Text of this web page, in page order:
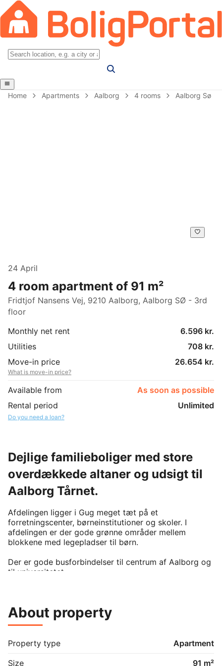
Home Apartments Aalborg 4 rooms Aalborg Sø
24 April
4 room apartment of 91 m²
Fridtjof Nansens Vej, 9210 Aalborg, Aalborg SØ - 3rd
floor
Monthly net rent
6.596 kr.
Utilities
708 kr.
Move-in price
26.654 kr.
What is move-in price?
Available from
As soon as possible
Rental period
Unlimited
Do you need a loan?
Dejlige familieboliger med store
overdækkede altaner og udsigt til
Aalborg Tårnet.
Afdelingen ligger i Gug meget tæt på et
forretningscenter, børneinstitutioner og skoler. I
afdelingen er der gode grønne områder mellem
blokkene med legepladser til børn.
Der er gode busforbindelser til centrum af Aalborg og
til universitetet.
I boligen er der plads til enten opvaskemaskine eller
afdelingen.
Der er garager (skal lejes særskilt) og
About property
Property type
Apartment
Size
91 m²